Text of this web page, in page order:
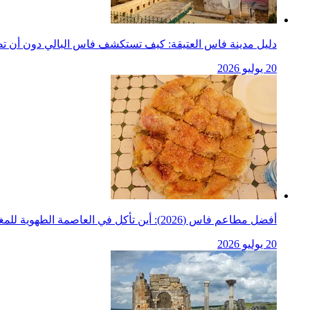
دليل مدينة فاس العتيقة: كيف تستكشف فاس البالي دون أن
20 يوليو 2026
أفضل مطاعم فاس (2026): أين تأكل في العاصمة الطهوية للمغرب
20 يوليو 2026